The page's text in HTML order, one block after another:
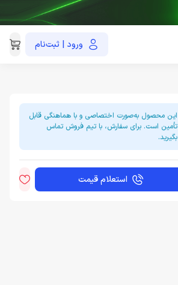
ورود | ثبت‌نام021-91035390
این محصول به‌صورت اختصاصی و با هماهنگی قابل
تأمین است. برای سفارش، با تیم فروش تماس
بگیرید.
استعلام قیمت